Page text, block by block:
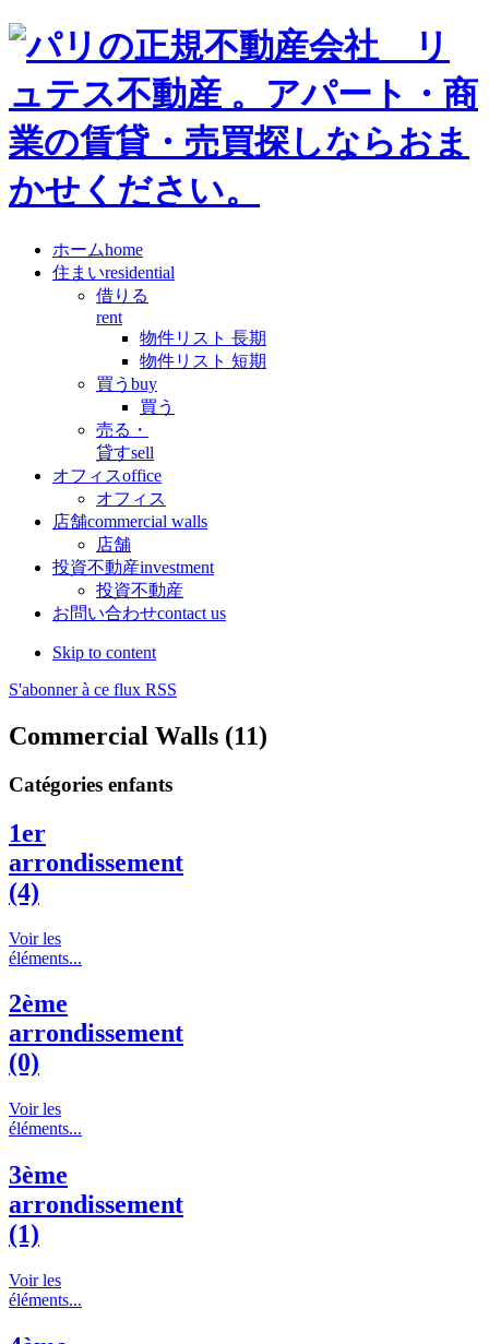
ホームhome
住まいresidential
借りる
rent
物件リスト 長期
物件リスト 短期
買う buy
買う
売る・
貸すsell
オフィスoffice
オフィス
店舗commercial walls
店舗
投資不動産investment
投資不動産
お問い合わせcontact us
Skip to content
S'abonner à ce flux RSS
Commercial Walls (11)
Catégories enfants
1er
arrondissement
(4)
Voir les
éléments...
2ème
arrondissement
(0)
Voir les
éléments...
3ème
arrondissement
(1)
Voir les
éléments...